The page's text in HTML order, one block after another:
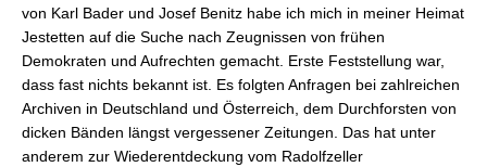
von Karl Bader und Josef Benitz habe ich mich in meiner Heimat
Jestetten auf die Suche nach Zeugnissen von frühen
Demokraten und Aufrechten gemacht. Erste Feststellung war,
dass fast nichts bekannt ist. Es folgten Anfragen bei zahlreichen
Archiven in Deutschland und Österreich, dem Durchforsten von
dicken Bänden längst vergessener Zeitungen. Das hat unter
anderem zur Wiederentdeckung vom Radolfzeller